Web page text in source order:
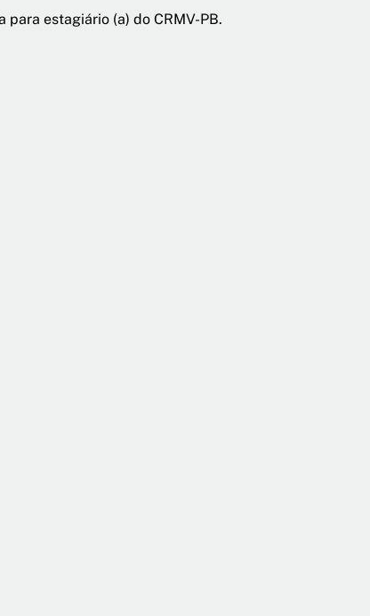
estagiário (a) do CRMV-PB.